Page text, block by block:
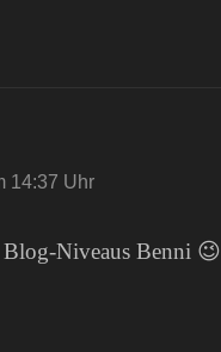
14:37 Uhr
Niveaus Benni 😉